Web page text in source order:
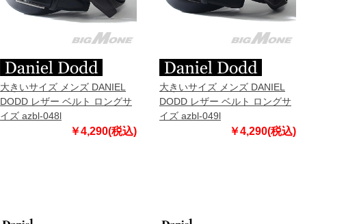
大きいサイズ メンズ DANIEL
DODD レザー ベルト ロングサ
イズ azbl-048l
￥4,290(税込)
大きいサイズ メンズ DANIEL
DODD レザー ベルト ロングサ
イズ azbl-049l
￥4,290(税込)